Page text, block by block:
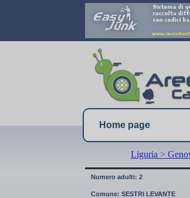
Home page
Numero adulti: 2
Comune: SESTRI LEVANTE
Liguria >